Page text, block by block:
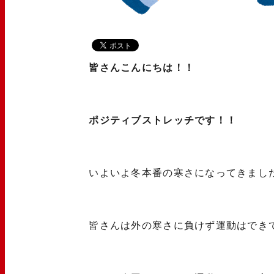
皆さんこんにちは！！
ポジティブストレッチです！！
いよいよ冬本番の寒さになってきまし
皆さんは外の寒さに負けず運動はでき